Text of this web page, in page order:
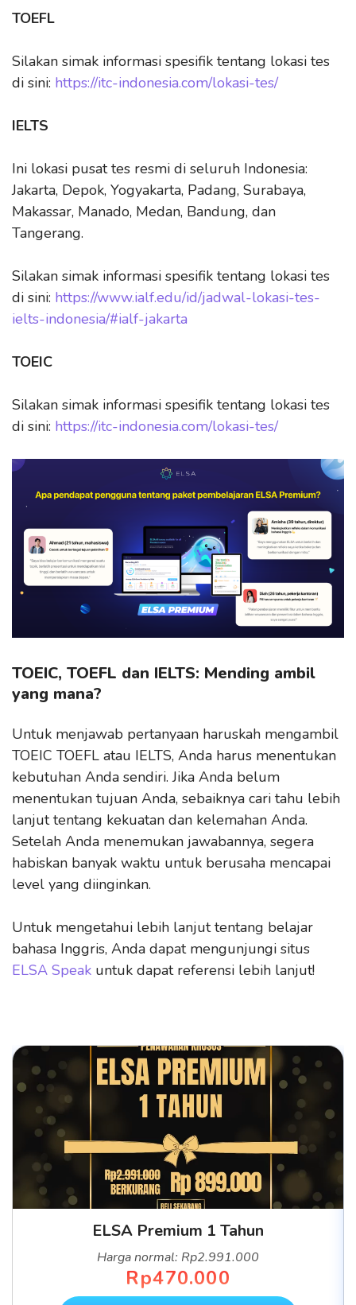
TOEFL
Silakan simak informasi spesifik tentang lokasi tes
di sini: https://itc-indonesia.com/lokasi-tes/
IELTS
Ini lokasi pusat tes resmi di seluruh Indonesia:
Jakarta, Depok, Yogyakarta, Padang, Surabaya,
Makassar, Manado, Medan, Bandung, dan
Tangerang.
Silakan simak informasi spesifik tentang lokasi tes
di sini: https://www.ialf.edu/id/jadwal-lokasi-tes-
ielts-indonesia/#ialf-jakarta
TOEIC
Silakan simak informasi spesifik tentang lokasi tes
di sini: https://itc-indonesia.com/lokasi-tes/
TOEIC, TOEFL dan IELTS: Mending ambil
yang mana?
Untuk menjawab pertanyaan haruskah mengambil
TOEIC TOEFL atau IELTS, Anda harus menentukan
kebutuhan Anda sendiri. Jika Anda belum
menentukan tujuan Anda, sebaiknya cari tahu lebih
lanjut tentang kekuatan dan kelemahan Anda.
Setelah Anda menemukan jawabannya, segera
habiskan banyak waktu untuk berusaha mencapai
level yang diinginkan.
Untuk mengetahui lebih lanjut tentang belajar
bahasa Inggris, Anda dapat mengunjungi situs
ELSA Speak untuk dapat referensi lebih lanjut!
ELSA Premium 1 Tahun
Harga normal: Rp2.991.000
Rp470.000